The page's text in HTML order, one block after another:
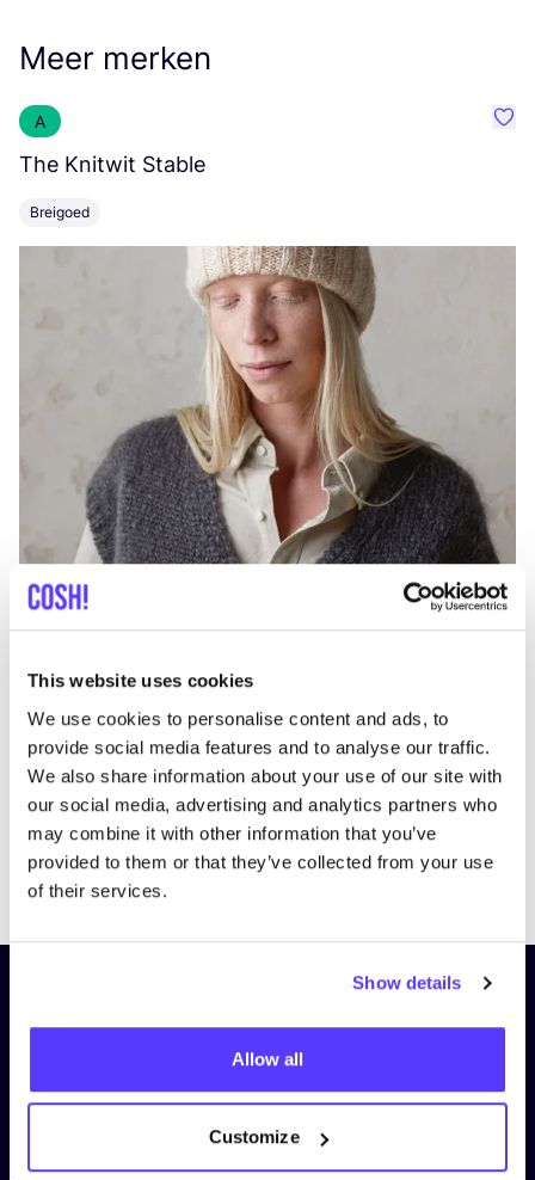
This website uses cookies
We use cookies to personalise content and ads, to
provide social media features and to analyse our traffic.
We also share information about your use of our site with
our social media, advertising and analytics partners who
may combine it with other information that you’ve
provided to them or that they’ve collected from your use
of their services.
Show details
Allow all
Customize
Meer merken
A
The Knitwit Stable
Breigoed
PreviousNext
Schrijf je in op onze nieuwsbrief
en blijf op de hoogte!
Voornaam*